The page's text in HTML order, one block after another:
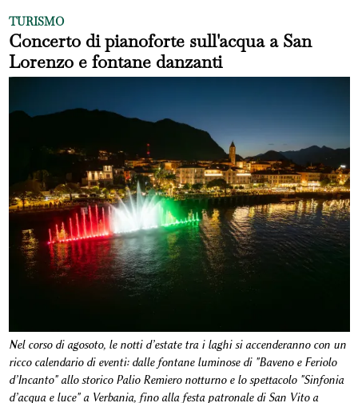
TURISMO
Concerto di pianoforte sull'acqua a San
Lorenzo e fontane danzanti
Nel corso di agosoto, le notti d’estate tra i laghi si accenderanno con un
ricco calendario di eventi: dalle fontane luminose di "Baveno e Feriolo
d’Incanto" allo storico Palio Remiero notturno e lo spettacolo "Sinfonia
d’acqua e luce" a Verbania, fino alla festa patronale di San Vito a